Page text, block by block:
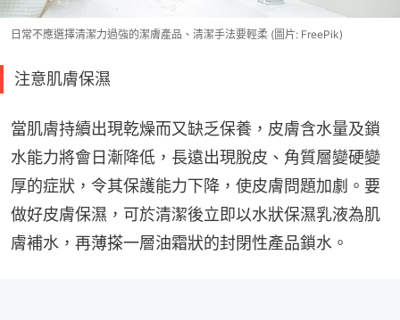
日常不應選擇清潔力過強的潔膚產品、清潔手法要輕柔 (圖片: FreePik)
注意肌膚保濕
當肌膚持續出現乾燥而又缺乏保養，皮膚含水量及鎖
水能力將會日漸降低，長遠出現脫皮、角質層變硬變
厚的症狀，令其保護能力下降，使皮膚問題加劇。要
做好皮膚保濕，可於清潔後立即以水狀保濕乳液為肌
膚補水，再薄搽一層油霜狀的封閉性產品鎖水。